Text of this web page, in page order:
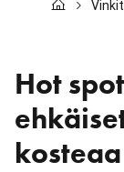
Kissat
Uutuudet
Tarjoukset
Palvelut
Hot